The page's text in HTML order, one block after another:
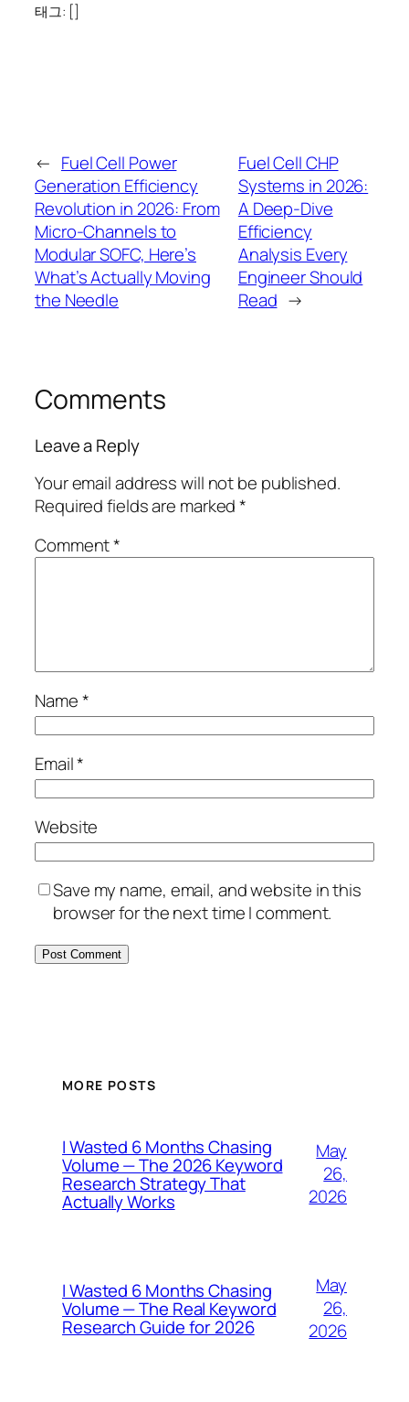
태그: []
← Fuel Cell Power
Generation Efficiency
Revolution in 2026: From
Micro-Channels to
Modular SOFC, Here’s
What’s Actually Moving
the Needle
Fuel Cell CHP
Systems in 2026:
A Deep-Dive
Efficiency
Analysis Every
Engineer Should
Read →
Comments
Leave a Reply
Your email address will not be published.
Required fields are marked*
Comment*
Name*
Email*
Website
Save my name, email, and website in this
browser for the next time I comment.
MORE POSTS
I Wasted 6 Months Chasing
Volume — The 2026 Keyword
Research Strategy That
Actually Works
May
26,
2026
I Wasted 6 Months Chasing
Volume — The Real Keyword
Research Guide for 2026
May
26,
2026